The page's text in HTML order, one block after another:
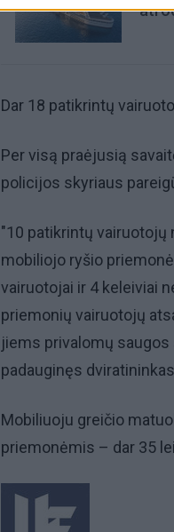
Dar 18 patikrintų
Per visą praėjusią
policijos skyriaus
"10 patikrintų
mobiliojo ryšio
vairuotojai ir 4 keleiviai
priemonių vairuotojų
jiems privalomų
padauginęs
Mobiliuoju greičio
priemonėmis – dar 35